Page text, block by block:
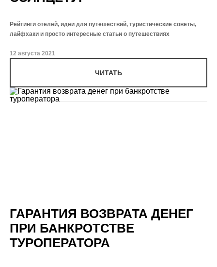
Рейтинги отелей, идеи для путешествий, туристические советы,
лайфхаки и просто интересные статьи о путешествиях
12 августа 2021
ЧИТАТЬ
ГАРАНТИЯ ВОЗВРАТА ДЕНЕГ
ПРИ БАНКРОТСТВЕ
ТУРОПЕРАТОРА